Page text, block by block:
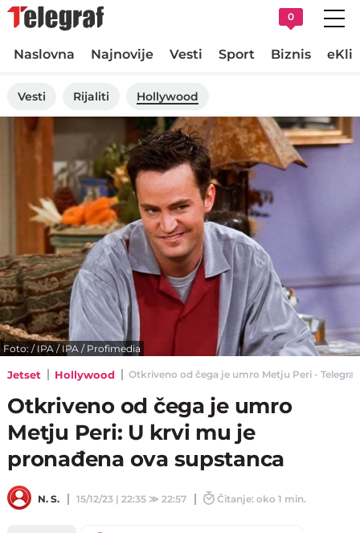
0
Naslovna Najnovije Vesti Sport Biznis
Vesti Rijaliti Hollywood
Foto: / IPA / IPA / Profimedia
Jetset Hollywood Otkriveno od čega je umro Metju Peri -
Otkriveno od čega je umro
Metju Peri: U krvi mu je
pronađena ova supstanca
N. S. 15/12/23 | 22:35 ≫22:57 Čitanje: oko 1 min.